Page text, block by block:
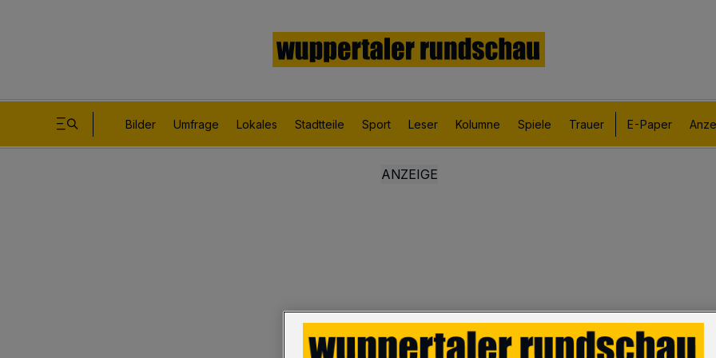
Bilder Umfrage Lokales Stadtteile Sport Leser Kolumne Spiele Trauer E-Paper